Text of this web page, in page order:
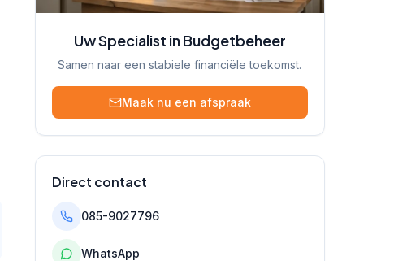
Uw Specialist in Budgetbeheer
Samen naar een stabiele financiële toekomst.
Maak nu een afspraak
Direct contact
085-9027796
WhatsApp